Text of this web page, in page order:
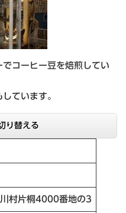
コーヒー豆を焙煎してい
ています。
り替える
村片桐4000番地の3